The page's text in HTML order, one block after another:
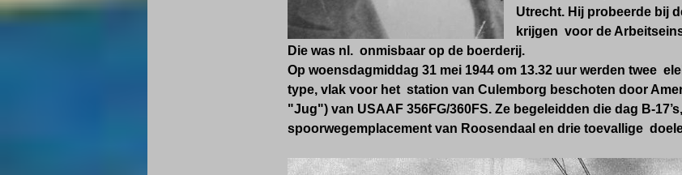
Utrecht. Hij probeerde bij
krijgen voor de
Die was nl. onmisbaar op de boerderij.
Op woensdagmiddag 31 mei 1944 om 13.32 uur werden twee
type, vlak voor het station van Culemborg beschoten door
"Jug") van USAAF 356FG/360FS. Ze begeleidden die dag B-
spoorwegemplacement van Roosendaal en drie toevallige